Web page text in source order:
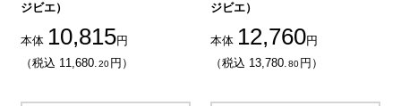
ジビエ）
本体 10,815円
（税込 11,680.20 円）
ジビエ）
本体 12,760円
（税込 13,780.80 円）